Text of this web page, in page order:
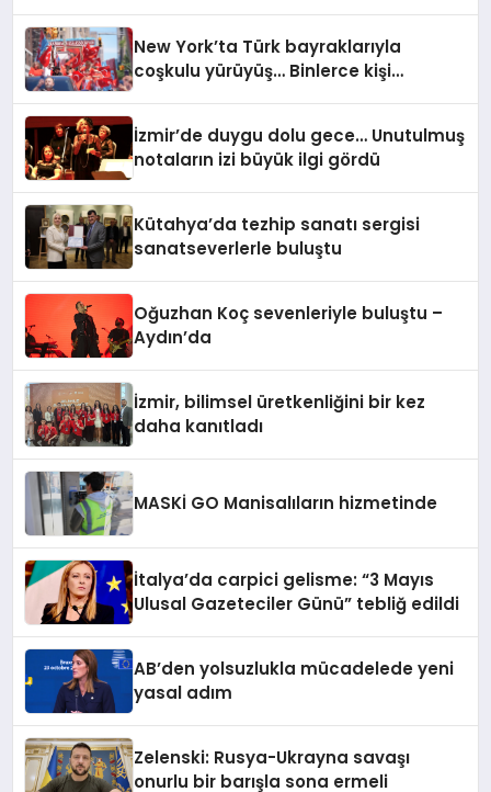
New York’ta Türk bayraklarıyla
coşkulu yürüyüş… Binlerce kişi
İzmir’de duygu dolu gece… Unutulmuş
notaların izi büyük ilgi gördü
Kütahya’da tezhip sanatı sergisi
sanatseverlerle buluştu
Oğuzhan Koç sevenleriyle buluştu –
Aydın’da
İzmir, bilimsel üretkenliğini bir kez
daha kanıtladı
MASKİ GO Manisalıların hizmetinde
İtalya’da carpici gelisme: “3 Mayıs
Ulusal Gazeteciler Günü” tebliğ edildi
AB’den yolsuzlukla mücadelede yeni
yasal adım
Zelenski: Rusya-Ukrayna savaşı
onurlu bir barışla sona ermeli